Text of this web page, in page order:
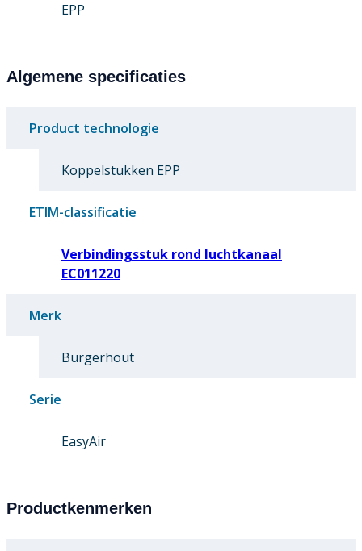
EPP
Algemene specificaties
Product technologie
Koppelstukken EPP
ETIM-classificatie
Verbindingsstuk rond luchtkanaal
EC011220
Merk
Burgerhout
Serie
EasyAir
Productkenmerken